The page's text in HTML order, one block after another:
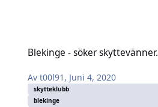
Blekinge - söker skyttevänner.
Avt00l91 , Juni 4, 2020
skytteklubb
blekinge